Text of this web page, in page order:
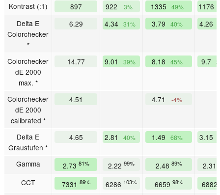
Kontrast (:1) 897 922 3% 1335 49% 1176
Delta E
Colorchecker
*
6.29 4.34 31% 3.79 40% 4.26
Colorchecker
dE 2000
max. *
14.77 9.01 39% 8.18 45% 9.7
Colorchecker
dE 2000
calibrated *
4.51 4.71 -4%
Delta E
Graustufen *
4.65 2.81 40% 1.49 68% 3.15
Gamma 2.73 81% 2.22 99% 2.48 89% 2.31
CCT 7331 89% 6286 103% 6659 98% 6882